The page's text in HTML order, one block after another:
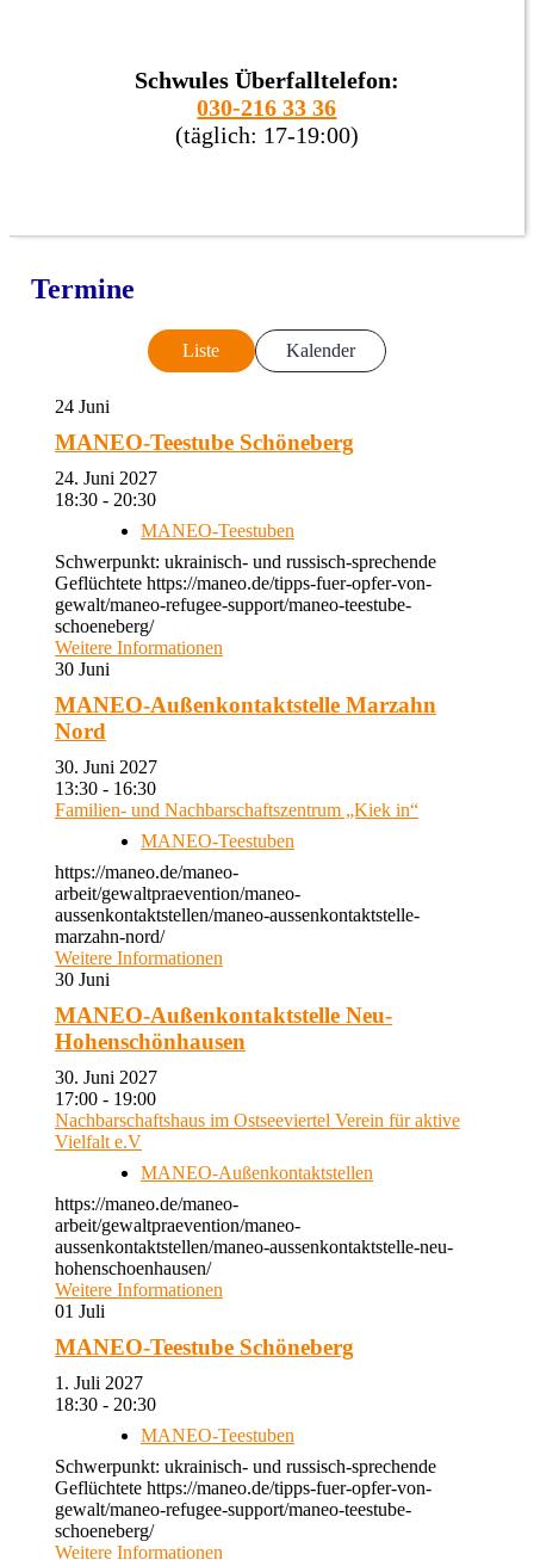
Schwules Überfalltelefon:
030-216 33 36
(täglich: 17-19:00)
Termine
Liste Kalender
24 Juni
MANEO-Teestube Schöneberg
24. Juni 2027
18:30 - 20:30
MANEO-Teestuben
Schwerpunkt: ukrainisch- und russisch-sprechende
Geflüchtete https://maneo.de/tipps-fuer-opfer-von-
gewalt/maneo-refugee-support/maneo-teestube-
schoeneberg/
Weitere Informationen
30 Juni
MANEO-Außenkontaktstelle Marzahn
Nord
30. Juni 2027
13:30 - 16:30
Familien- und Nachbarschaftszentrum „Kiek in“
MANEO-Teestuben
https://maneo.de/maneo-
arbeit/gewaltpraevention/maneo-
aussenkontaktstellen/maneo-aussenkontaktstelle-
marzahn-nord/
Weitere Informationen
30 Juni
MANEO-Außenkontaktstelle Neu-
Hohenschönhausen
30. Juni 2027
17:00 - 19:00
Nachbarschaftshaus im Ostseeviertel Verein für aktive
Vielfalt e.V
MANEO-Außenkontaktstellen
https://maneo.de/maneo-
arbeit/gewaltpraevention/maneo-
aussenkontaktstellen/maneo-aussenkontaktstelle-neu-
hohenschoenhausen/
Weitere Informationen
01 Juli
MANEO-Teestube Schöneberg
1. Juli 2027
18:30 - 20:30
MANEO-Teestuben
Schwerpunkt: ukrainisch- und russisch-sprechende
Geflüchtete https://maneo.de/tipps-fuer-opfer-von-
gewalt/maneo-refugee-support/maneo-teestube-
schoeneberg/
Weitere Informationen